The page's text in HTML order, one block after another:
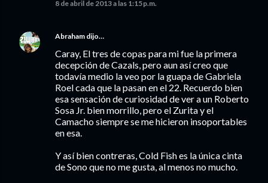
8 de abril de 2013 a las 1:15 p.m.
Abraham dijo…
Caray, El tres de copas para mi fue la primera
decepción de Cazals, pero aun así creo que
todavía medio la veo por la guapa de Gabriela
Roel cada que la pasan en el 22. Recuerdo bien
esa sensación de curiosidad de ver a un Roberto
Sosa Jr. bien morrillo, pero el Zurita y el
Camacho siempre se me hicieron insoportables
en esa.
Y así bien contreras, Cold Fish es la única cinta
de Sono que no me gusta, al menos no mucho.